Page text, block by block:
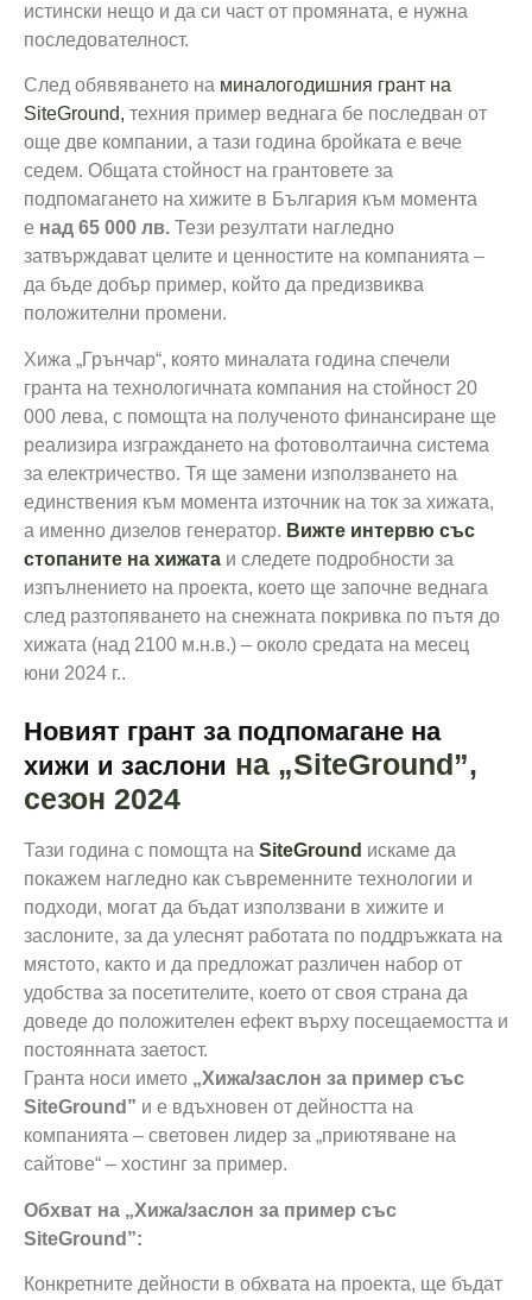
истински нещо и да си част от промяната, е нужна
последователност.
След обявяването на миналогодишния грант на
SiteGround, техния пример веднага бе последван от
още две компании, а тази година бройката е вече
седем. Общата стойност на грантовете за
подпомагането на хижите в България към момента
е над 65 000 лв. Тези резултати нагледно
затвърждават целите и ценностите на компанията –
да бъде добър пример, който да предизвиква
положителни промени.
Хижа „Грънчар“, която миналата година спечели
гранта на технологичната компания на стойност 20
000 лева, с помощта на полученото финансиране ще
реализира изграждането на фотоволтаична система
за електричество. Тя ще замени използването на
единствения към момента източник на ток за хижата,
а именно дизелов генератор. Вижте интервю със
стопаните на хижата и следете подробности за
изпълнението на проекта, което ще започне веднага
след разтопяването на снежната покривка по пътя до
хижата (над 2100 м.н.в.) – около средата на месец
юни 2024 г..
Новият грант за подпомагане на
хижи и заслони на „SiteGround”,
сезон 2024
Тази година с помощта на SiteGround искаме да
покажем нагледно как съвременните технологии и
подходи, могат да бъдат използвани в хижите и
заслоните, за да улеснят работата по поддръжката на
мястото, както и да предложат различен набор от
удобства за посетителите, което от своя страна да
доведе до положителен ефект върху посещаемостта и
постоянната заетост.
Гранта носи името „Хижа/заслон за пример със
SiteGround” и е вдъхновен от дейността на
компанията – световен лидер за „приютяване на
сайтове“ – хостинг за пример.
Обхват на „Хижа/заслон за пример със
SiteGround”:
Конкретните дейности в обхвата на проекта, ще бъдат